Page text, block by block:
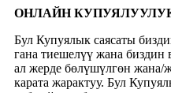
ОНЛАЙН
Бул Купуялык саясаты
гана тиешелүү жана биздин
ал жерде бөлүшүлгөн жана/
карата жарактуу. Бул